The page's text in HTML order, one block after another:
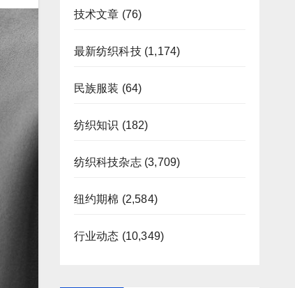
技术文章 (76)
最新纺织科技(1,174)
民族服装 (64)
纺织知识 (182)
纺织科技杂志(3,709)
纽约期棉 (2,584)
行业动态 (10,349)